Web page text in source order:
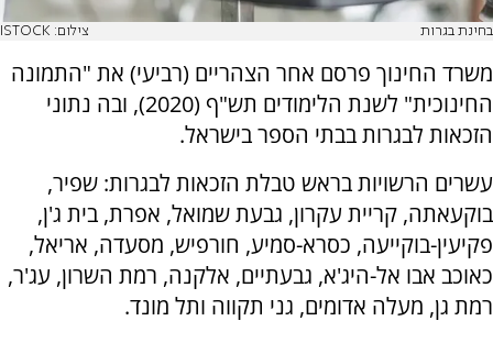
בחינת בגרות צילום: ISTOCK
משרד החינוך פרסם אחר הצהריים (רביעי) את "התמונה
החינוכית" לשנת הלימודים תש"ף (2020), ובה נתוני
הזכאות לבגרות בבתי הספר בישראל.
עשרים הרשויות בראש טבלת הזכאות לבגרות: שפיר,
בוקעאתה, קריית עקרון, גבעת שמואל, אפרת, בית ג'ן,
פקיעין-בוקייעה, כסרא-סמיע, חורפיש, מסעדה, אריאל,
כאוכב אבו אל-היג'א, גבעתיים, אלקנה, רמת השרון, עג'ר,
רמת גן, מעלה אדומים, גני תקווה ותל מונד.